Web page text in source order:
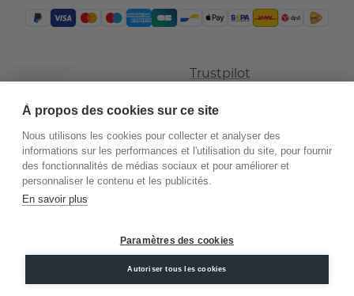
Trustpilot
.DiamondsByMe
Conditions
Confidentialité
Mentions
À propos des cookies sur ce site
Nous utilisons les cookies pour collecter et analyser des
informations sur les performances et l'utilisation du site, pour fournir
des fonctionnalités de médias sociaux et pour améliorer et
personnaliser le contenu et les publicités.
En savoir plus
Paramètres des cookies
Autoriser tous les cookies